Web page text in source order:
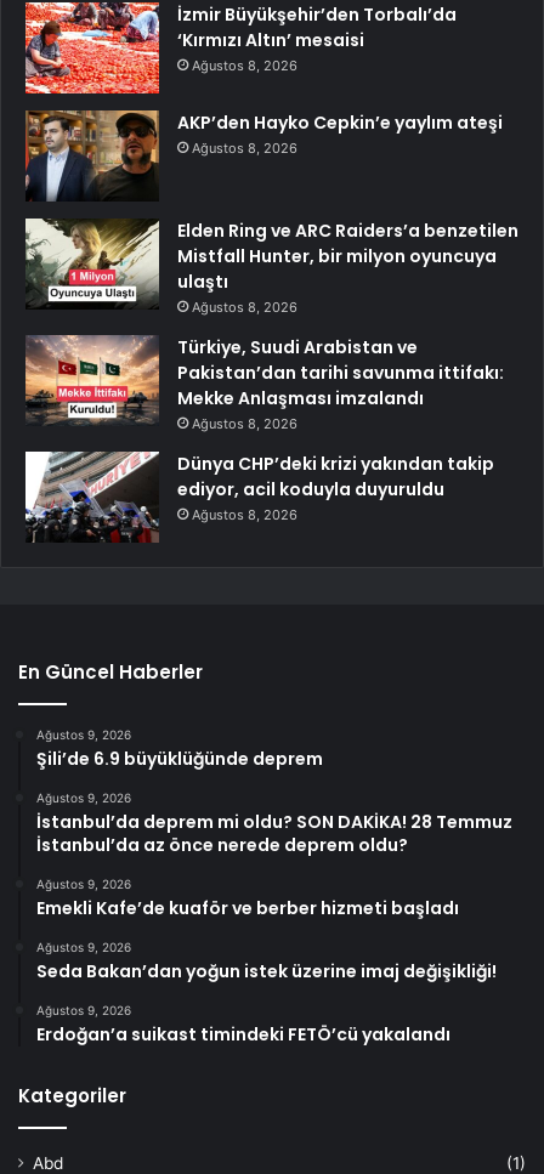
İzmir Büyükşehir’den Torbalı’da
‘Kırmızı Altın’ mesaisi
Ağustos 8, 2026
AKP’den Hayko Cepkin’e yaylım ateşi
Ağustos 8, 2026
Elden Ring ve ARC Raiders’a benzetilen
Mistfall Hunter, bir milyon oyuncuya
ulaştı
Ağustos 8, 2026
Türkiye, Suudi Arabistan ve
Pakistan’dan tarihi savunma ittifakı:
Mekke Anlaşması imzalandı
Ağustos 8, 2026
Dünya CHP’deki krizi yakından takip
ediyor, acil koduyla duyuruldu
Ağustos 8, 2026
En Güncel Haberler
Ağustos 9, 2026
Şili’de 6.9 büyüklüğünde deprem
Ağustos 9, 2026
İstanbul’da deprem mi oldu? SON DAKİKA! 28 Temmuz
İstanbul’da az önce nerede deprem oldu?
Ağustos 9, 2026
Emekli Kafe’de kuaför ve berber hizmeti başladı
Ağustos 9, 2026
Seda Bakan’dan yoğun istek üzerine imaj değişikliği!
Ağustos 9, 2026
Erdoğan’a suikast timindeki FETÖ’cü yakalandı
Kategoriler
Abd
(1)